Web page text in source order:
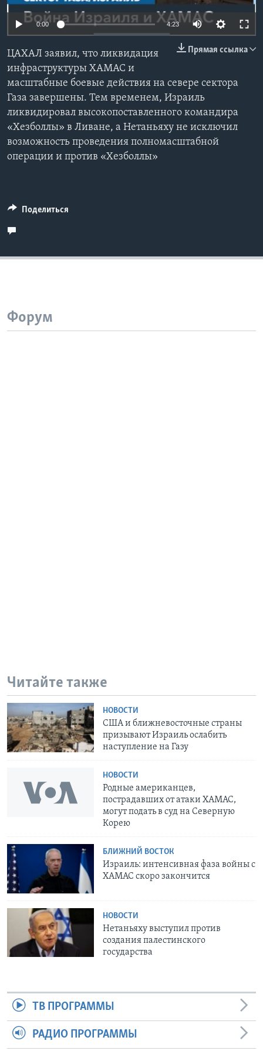
Learning English
СОЦИАЛЬНЫЕ СЕТИ
Языки
0:00 4:23
Прямая ссылка
ЦАХАЛ заявил, что ликвидация
инфраструктуры ХАМАС и
масштабные боевые действия на севере сектора
Газа завершены. Тем временем, Израиль
ликвидировал высокопоставленного командира
«Хезболлы» в Ливане, а Нетаньяху не исключил
возможность проведения полномасштабной
операции и против «Хезболлы»
Поделиться
Форум
Читайте также
НОВОСТИ
США и ближневосточные страны
призывают Израиль ослабить
наступление на Газу
НОВОСТИ
Родные американцев,
пострадавших от атаки ХАМАС,
могут подать в суд на Северную
Корею
БЛИЖНИЙ ВОСТОК
Израиль: интенсивная фаза войны с
ХАМАС скоро закончится
НОВОСТИ
Нетаньяху выступил против
создания палестинского
государства
ТВ ПРОГРАММЫ
РАДИО ПРОГРАММЫ